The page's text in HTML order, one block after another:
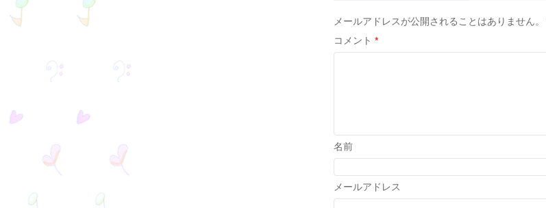
メールアドレスが公開されることはありません。
コメント *
名前
メールアドレス